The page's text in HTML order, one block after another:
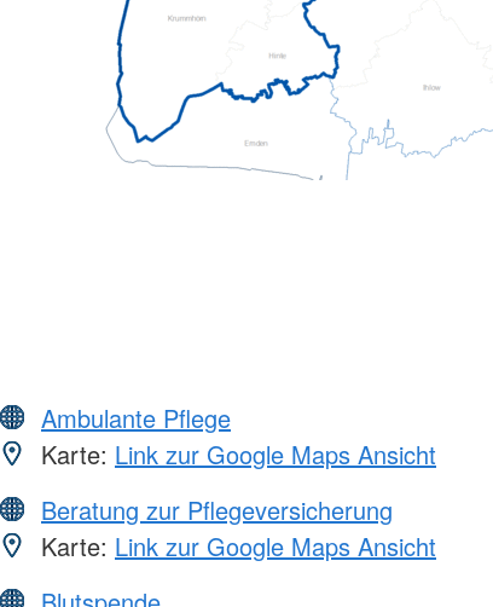
Ambulante Pflege
Karte: Link zur Google Maps Ansicht
Beratung zur Pflegeversicherung
Karte: Link zur Google Maps Ansicht